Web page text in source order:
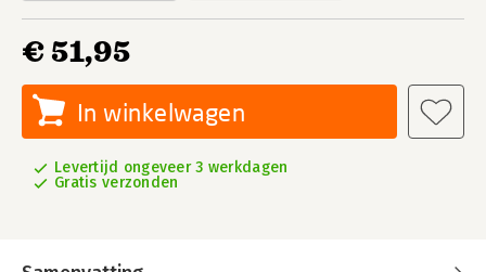
€ 51,95
In winkelwagen
Levertijd ongeveer 3 werkdagen
Gratis verzonden